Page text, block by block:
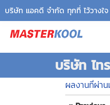
บริษัท แอคดี จำกัด ทุกที่ ไว้วางใจ
บริษัท ไท
ผลงานที่ผ่าน